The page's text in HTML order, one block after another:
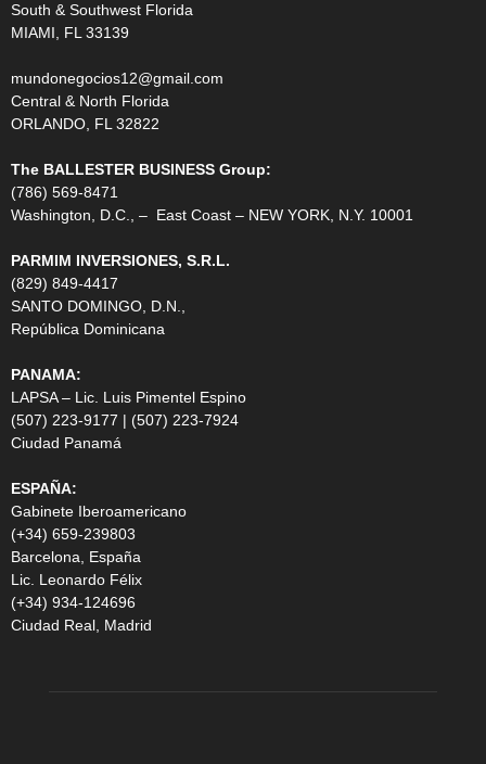
South & Southwest Florida
MIAMI, FL 33139
mundonegocios12@gmail.com
Central & North Florida
ORLANDO, FL 32822
The BALLESTER BUSINESS Group:
(786) 569-8471
Washington, D.C., – East Coast – NEW YORK, N.Y. 10001
PARMIM INVERSIONES, S.R.L.
(829) 849-4417
SANTO DOMINGO, D.N.,
República Dominicana
PANAMA:
LAPSA – Lic. Luis Pimentel Espino
(507) 223-9177 | (507) 223-7924
Ciudad Panamá
ESPAÑA:
Gabinete Iberoamericano
(+34) 659-239803
Barcelona, España
Lic. Leonardo Félix
(+34) 934-124696
Ciudad Real, Madrid